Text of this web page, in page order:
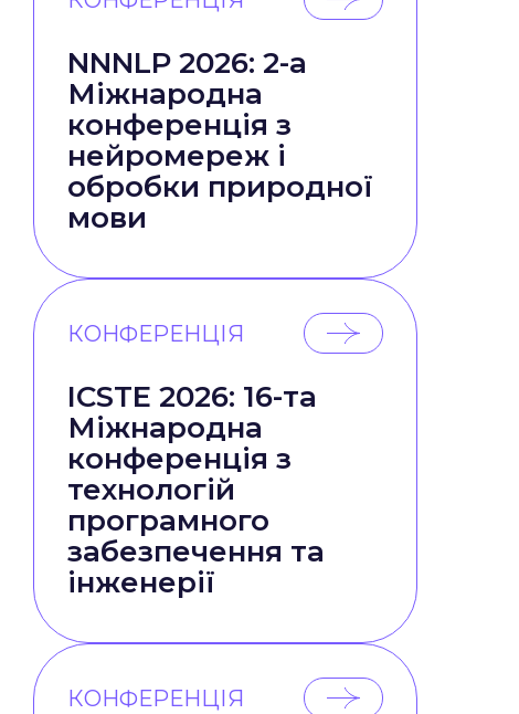
NNNLP 2026: 2-а
Міжнародна
конференція з
нейромереж і
обробки природної
мови
КОНФЕРЕНЦІЯ
ICSTE 2026: 16-та
Міжнародна
конференція з
технологій
програмного
забезпечення та
інженерії
КОНФЕРЕНЦІЯ